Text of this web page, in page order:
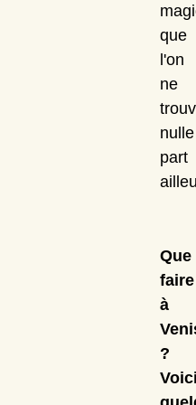
que
l'on
ne
nulle
part
Que
faire
à
?